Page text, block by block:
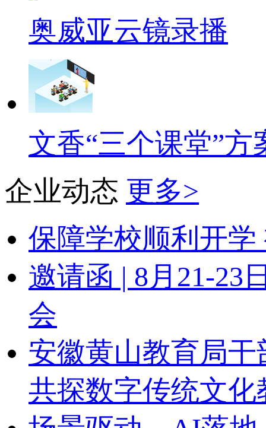
奥威亚云镜录播
文香“三个课堂”方
企业动态 更多>
保障学校顺利开
邀请函 | 8月21-23
会
安徽黄山教育局
共探数字传统文化